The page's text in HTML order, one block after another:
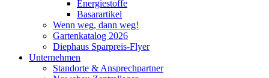
Energiestoffe
Basarartikel
Wenn weg, dann weg!
Gartenkatalog 2026
Diephaus Sparpreis-Flyer
Unternehmen
Standorte & Ansprechpartner